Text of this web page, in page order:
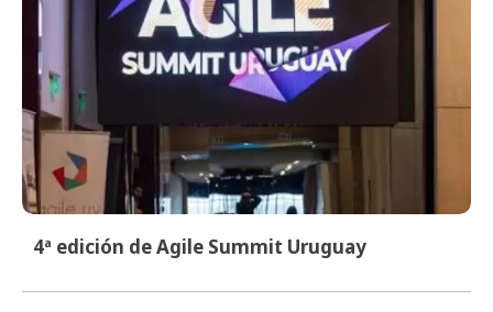
4ª edición de Agile Summit Uruguay